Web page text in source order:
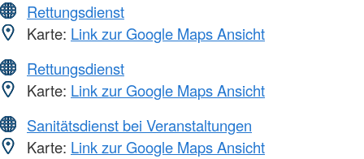
Rettungsdienst
Karte: Link zur Google Maps Ansicht
Rettungsdienst
Karte: Link zur Google Maps Ansicht
Sanitätsdienst bei Veranstaltungen
Karte: Link zur Google Maps Ansicht